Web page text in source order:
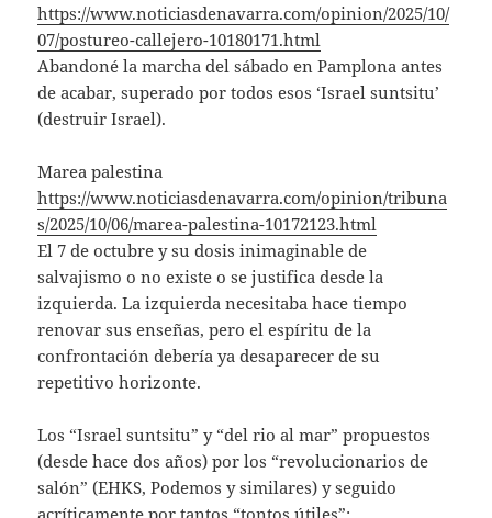
https://www.noticiasdenavarra.com/opinion/2025/10/
07/postureo-callejero-10180171.html
Abandoné la marcha del sábado en Pamplona antes
de acabar, superado por todos esos ‘Israel suntsitu’
(destruir Israel).
Marea palestina
https://www.noticiasdenavarra.com/opinion/tribuna
s/2025/10/06/marea-palestina-10172123.html
El 7 de octubre y su dosis inimaginable de
salvajismo o no existe o se justifica desde la
izquierda. La izquierda necesitaba hace tiempo
renovar sus enseñas, pero el espíritu de la
confrontación debería ya desaparecer de su
repetitivo horizonte.
Los “Israel suntsitu” y “del rio al mar” propuestos
(desde hace dos años) por los “revolucionarios de
salón” (EHKS, Podemos y similares) y seguido